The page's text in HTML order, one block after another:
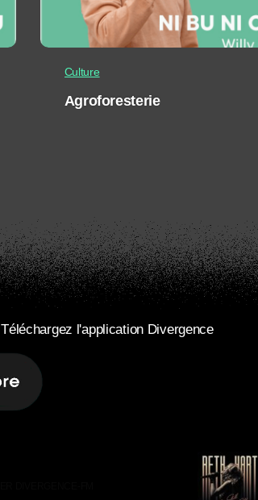
Culture
Agroforesterie
Téléchargez l'application Divergence